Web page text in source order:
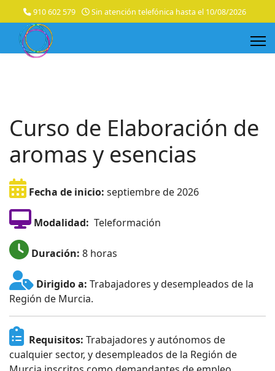
910 602 579 Sin atención telefónica hasta el 10/08/2026
Curso de Elaboración de
aromas y esencias
Fecha de inicio: septiembre de 2026
Modalidad: Teleformación
Duración: 8 horas
Dirigido a: Trabajadores y desempleados de la
Región de Murcia.
Requisitos: Trabajadores y autónomos de
cualquier sector, y desempleados de la Región de